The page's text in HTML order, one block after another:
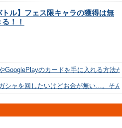
トル】フェス限キャラの獲得は無
！！
GooglePlayのカードを手に入れる方法
シャを回したいけどお金が無い…。そ